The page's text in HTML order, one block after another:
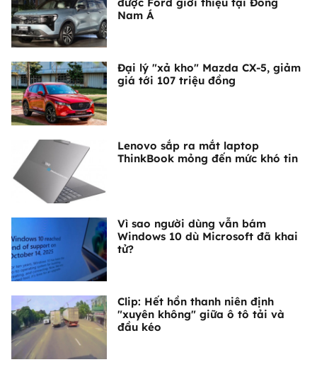
Nam Á
Đại lý "xả kho" Mazda CX-5, giảm
giá tới 107 triệu đồng
Lenovo sắp ra mắt laptop
ThinkBook mỏng đến mức khó tin
Vì sao người dùng vẫn bám
Windows 10 dù Microsoft đã khai
tử?
Clip: Hết hồn thanh niên định
"xuyên không" giữa ô tô tải và
đầu kéo